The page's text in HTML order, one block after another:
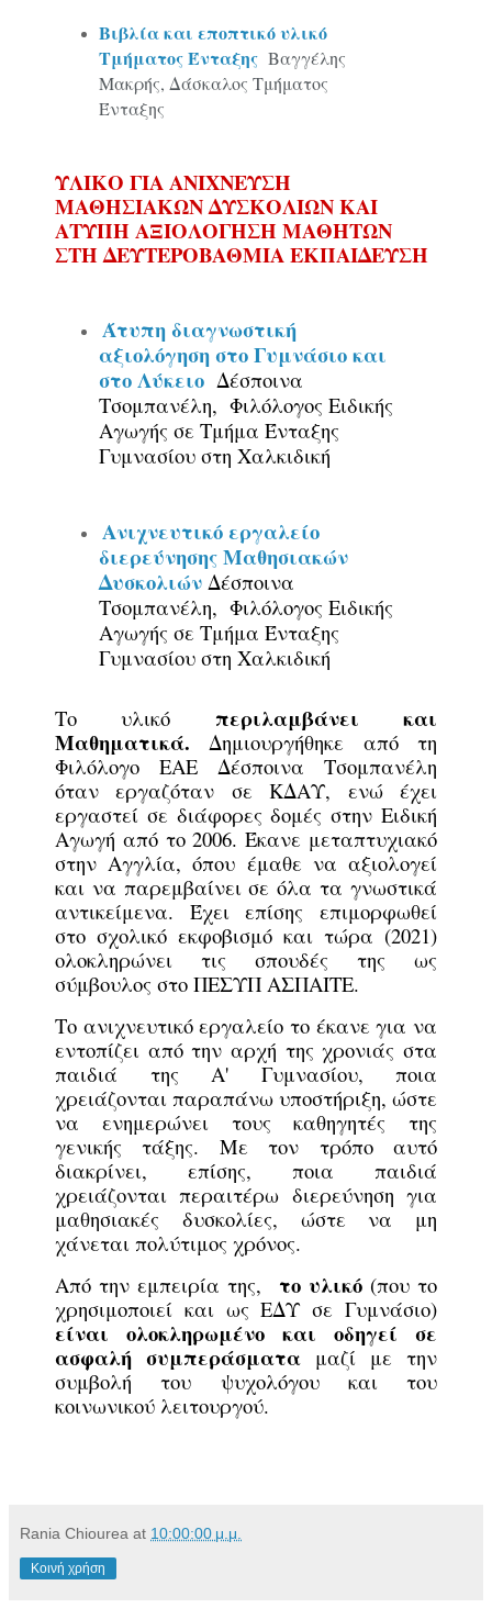
Βιβλία και εποπτικό υλικό
Τμήματος Ένταξης Βαγγέλης
Μακρής, Δάσκαλος Τμήματος
Ένταξης
ΥΛΙΚΟ ΓΙΑ ΑΝΙΧΝΕΥΣΗ
ΜΑΘΗΣΙΑΚΩΝ ΔΥΣΚΟΛΙΩΝ ΚΑΙ
ΑΤΥΠΗ ΑΞΙΟΛΟΓΗΣΗ ΜΑΘΗΤΩΝ
ΣΤΗ ΔΕΥΤΕΡΟΒΑΘΜΙΑ ΕΚΠΑΙΔΕΥΣΗ
Άτυπη διαγνωστική
αξιολόγηση στο Γυμνάσιο και
στο Λύκειο Δέσποινα
Τσομπανέλη, Φιλόλογος Ειδικής
Αγωγής σε Τμήμα Ένταξης
Γυμνασίου στη Χαλκιδική
Ανιχνευτικό εργαλείο
διερεύνησης Μαθησιακών
Δυσκολιών Δέσποινα
Τσομπανέλη, Φιλόλογος Ειδικής
Αγωγής σε Τμήμα Ένταξης
Γυμνασίου στη Χαλκιδική
Το υλικό περιλαμβάνει και
Μαθηματικά.Δημιουργήθηκε από τη
Φιλόλογο ΕΑΕ Δέσποινα Τσομπανέλη
όταν εργαζόταν σε ΚΔΑΥ, ενώ έχει
εργαστεί σε διάφορες δομές στην Ειδική
Αγωγή από το 2006. Έκανε μεταπτυχιακό
στην Αγγλία, όπου έμαθε να αξιολογεί
και να παρεμβαίνει σε όλα τα γνωστικά
αντικείμενα. Έχει επίσης επιμορφωθεί
στο σχολικό εκφοβισμό και τώρα (2021)
ολοκληρώνει τις σπουδές της ως
σύμβουλος στο ΠΕΣΥΠ ΑΣΠΑΙΤΕ.
Το ανιχνευτικό εργαλείο το έκανε για να
εντοπίζει από την αρχή της χρονιάς στα
παιδιά της Α' Γυμνασίου, ποια
χρειάζονται παραπάνω υποστήριξη, ώστε
να ενημερώνει τους καθηγητές της
γενικής τάξης. Με τον τρόπο αυτό
διακρίνει, επίσης, ποια παιδιά
χρειάζονται περαιτέρω διερεύνηση για
μαθησιακές δυσκολίες, ώστε να μη
χάνεται πολύτιμος χρόνος.
Από την εμπειρία της, το υλικό (που το
χρησιμοποιεί και ως ΕΔΥ σε Γυμνάσιο)
είναι ολοκληρωμένο και οδηγεί σε
ασφαλή συμπεράσματα μαζί με την
συμβολή του ψυχολόγου και του
κοινωνικού λειτουργού.
Rania Chiourea at 10:00:00 μ.μ.
Κοινή χρήση